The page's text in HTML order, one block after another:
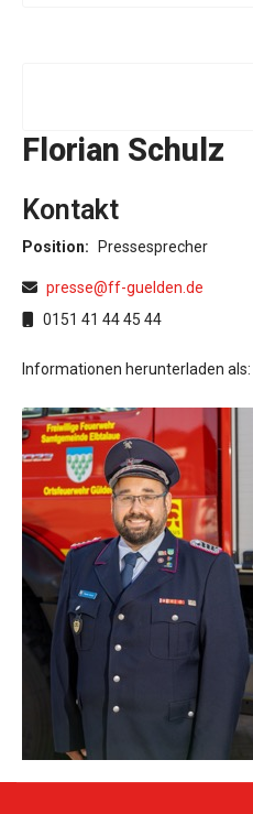
Florian Schulz
Kontakt
Position: Pressesprecher
E-Mail
presse@ff-guelden.de
Mobil
0151 41 44 45 44
Informationen herunterladen als: